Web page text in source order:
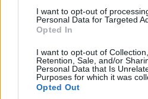
I want to opt-out of
Personal Data for Targeted
Opted In
I want to opt-out of
Retention, Sale, and/or
Personal Data that Is
Purposes for which it was
Opted Out
"Csata" az élen! Russell a
aki azonban a célegyenesben
vezetést.